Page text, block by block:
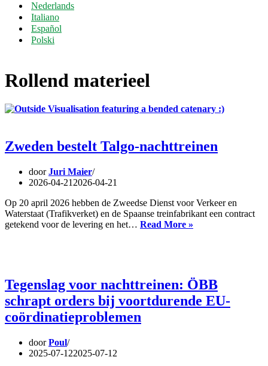
Nederlands
Italiano
Español
Polski
Rollend materieel
Zweden bestelt Talgo-nachttreinen
doorJuri Maier
2026-04-21 2026-04-21
Op 20 april 2026 hebben de Zweedse Dienst voor Verkeer en
Waterstaat (Trafikverket) en de Spaanse treinfabrikant een contract
getekend voor de levering en het… Read More »
Tegenslag voor nachttreinen: ÖBB
schrapt orders bij voortdurende EU-
coördinatieproblemen
doorPoul
2025-07-122025-07-12